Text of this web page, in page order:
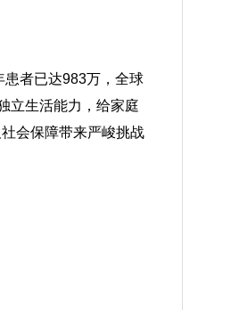
者已达983万，全球
立生活能力，给家庭
会保障带来严峻挑战